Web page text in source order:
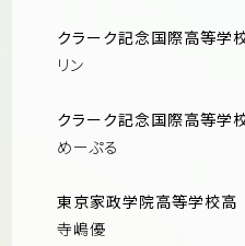
クラーク記念国際高等学
リン
クラーク記念国際高等学
めーぷる
東京家政学院高等学校高
寺嶋優